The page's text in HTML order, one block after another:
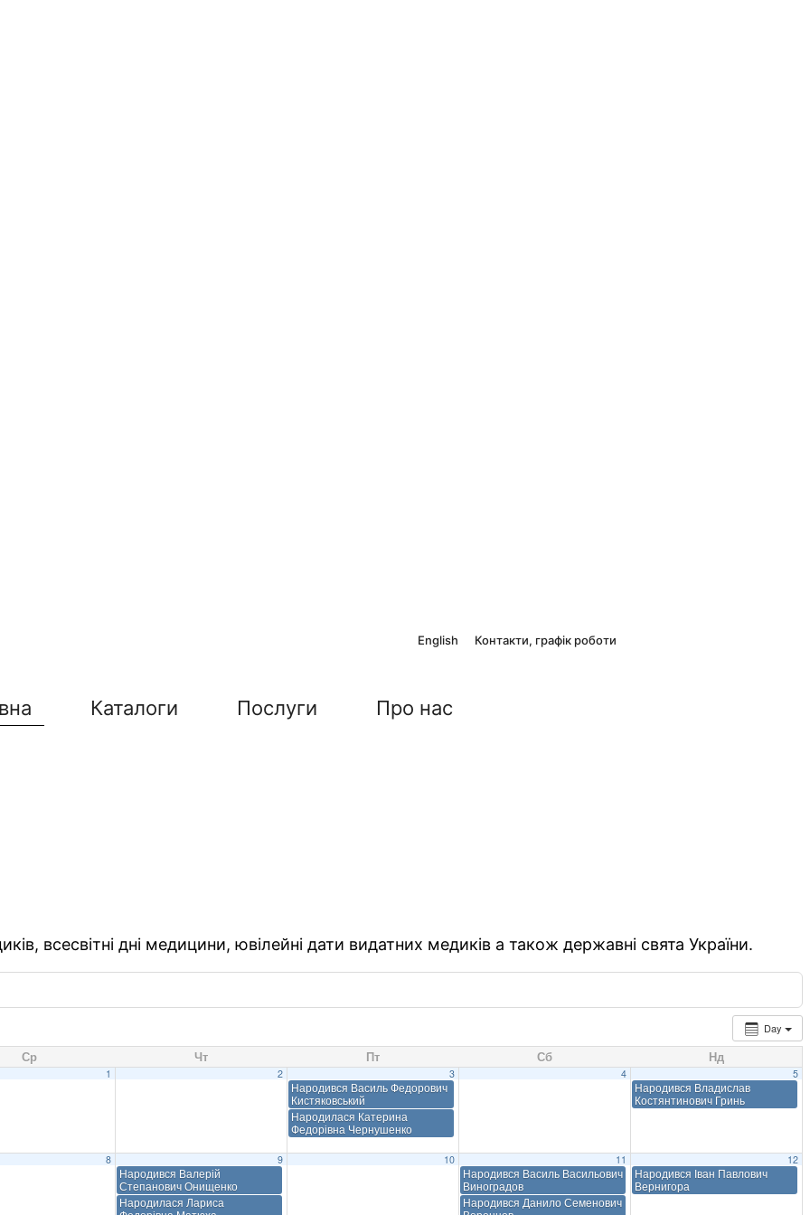
English Контакти, графік роботи
Каталоги Послуги Про нас
всесвітні дні медицини, ювілейні дати видатних медиків а також державні свята України.
Day
Ср Чт Пт Сб Нд
1 2 3
Народився Василь Федорович
Кистяковський
Народилася Катерина
Федорівна Чернушенко
4 5
Народився Владислав
Костянтинович Гринь
8 9
Народився Валерій
Степанович Онищенко
Народилася Лариса
10 11
Народився Василь Васильович
Виноградов
Народився Данило Семенович
12
Народився Іван Павлович
Вернигора